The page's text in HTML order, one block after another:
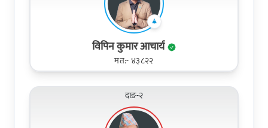
विपिन कुमार आचार्य
मत:- ४३८२२
दाङ-२